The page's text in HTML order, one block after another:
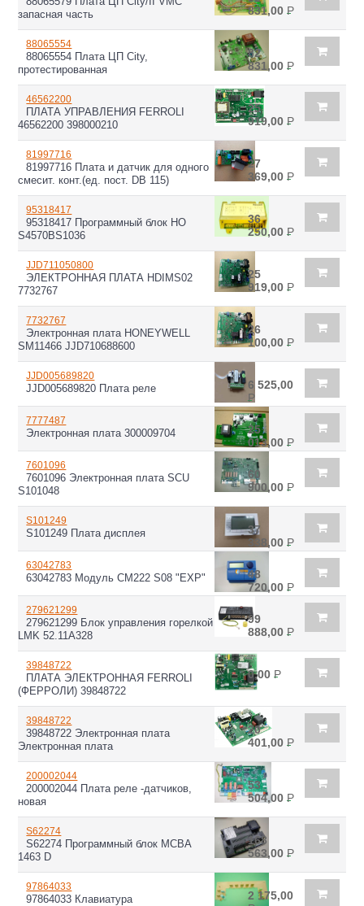
запасная часть
831,00 Р
88065554
88065554 Плата ЦП City,
протестированная
82
831,00 Р
46562200
ПЛАТА УПРАВЛЕНИЯ FERROLI
46562200 398000210
25
919,00 Р
81997716
81997716 Плата и датчик для одного
смесит. конт.(ед. пост. DB 115)
27
369,00 Р
95318417
95318417 Программный блок HO
S4570BS1036
36
250,00 Р
JJD711050800
ЭЛЕКТРОННАЯ ПЛАТА HDIMS02
7732767
25
919,00 Р
7732767
Электронная плата HONEYWELL
SM11466 JJD710688600
26
100,00 Р
JJD005689820
JJD005689820 Плата реле
6 525,00
Р
7777487
Электронная плата 300009704
25
013,00 Р
7601096
7601096 Электронная плата SCU
S101048
60
900,00 Р
S101249
S101249 Плата дисплея
37
338,00 Р
63042783
63042783 Модуль CM222 S08 "EXP"
48
720,00 Р
279621299
279621299 Блок управления горелкой
LMK 52.11A328
99
888,00 Р
39848722
ПЛАТА ЭЛЕКТРОННАЯ FERROLI
(ФЕРРОЛИ) 39848722
0,00 Р
39848722
39848722 Электронная плата
Электронная плата
20
401,00 Р
200002044
200002044 Плата реле -датчиков,
новая
53
504,00 Р
S62274
S62274 Программный блок МСВА
1463 D
168
563,00 Р
97864033
97864033 Клавиатура
2 175,00